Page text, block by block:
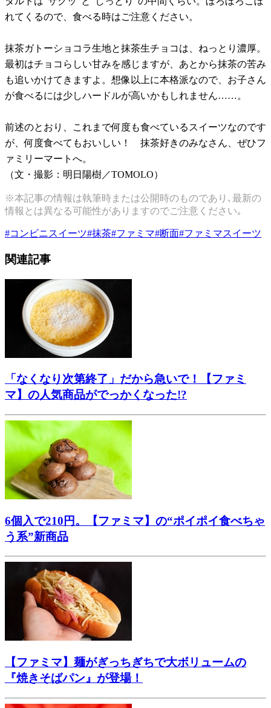
れてくるので、食べる時はご注意ください。
抹茶ガトーショコラ生地と抹茶生チョコは、ねっとり濃厚。
最初はチョコらしい甘みを感じますが、あとから抹茶の苦み
も追いかけてきますよ。想像以上に本格派なので、お子さん
が食べるには少しハードルが高いかもしれません……。
前述のとおり、これまで何度も食べているスイーツなのです
が、何度食べてもおいしい！ 抹茶好きのみなさん、ぜひフ
ァミリーマートへ。
（文・撮影：明日陽樹／TOMOLO）
※本記事の情報は執筆時または公開時のものであり､最新の
情報とは異なる可能性がありますのでご注意ください｡
#コンビニスイーツ#抹茶#ファミマ#断面#ファミマスイーツ
関連記事
「なくなり次第終了」だから急いで！【ファミ
マ】の人気商品がでっかくなった!?
6個入で210円。【ファミマ】の“ポイポイ食べちゃ
う系”新商品
【ファミマ】麺がぎっちぎちで大ボリュームの
『焼きそばパン』が登場！